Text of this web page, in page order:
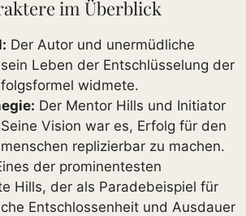
im Überblick
Der Autor und unermüdliche
Leben der Entschlüsselung der
widmete.
Der Mentor Hills und Initiator
Vision war es, Erfolg für den
replizierbar zu machen.
der prominentesten
Hills, der als Paradebeispiel für
Entschlossenheit und Ausdauer